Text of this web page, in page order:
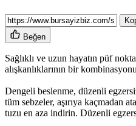
Beğen
Sağlıklı ve uzun hayatın püf
alışkanlıklarının bir
Dengeli beslenme, düzenli
tüm sebzeler, aşırıya kaçmadan
tuzu en aza indirin. Düzenli